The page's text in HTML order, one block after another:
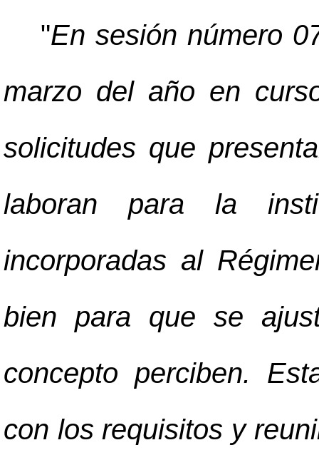
"En sesión número
marzo del año en
solicitudes que
laboran para la
incorporadas al
bien para que se
concepto perciben.
con los requisitos y